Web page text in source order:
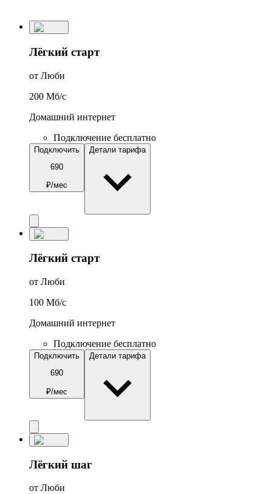
Лёгкий старт
от Люби
200 Мб/c
Домашний интернет
Подключение бесплатно
Подключить
690
₽/мес
Детали тарифа
Лёгкий старт
от Люби
100 Мб/c
Домашний интернет
Подключение бесплатно
Подключить
690
₽/мес
Детали тарифа
Лёгкий шаг
от Люби